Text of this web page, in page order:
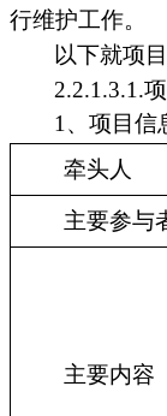
行维护工作。
以下就项
2.2.1.3.1.
1、项目信
牵头人
主要参与
主要内容